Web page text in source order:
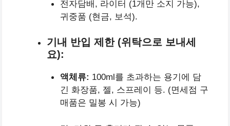
전자담배, 라이터 (1개만 소지 가능),
귀중품 (현금, 보석).
기내 반입 제한 (위탁으로 보내세
요):
액체류: 100ml를 초과하는 용기에 담
긴 화장품, 젤, 스프레이 등. (면세점 구
매품은 밀봉 시 가능)